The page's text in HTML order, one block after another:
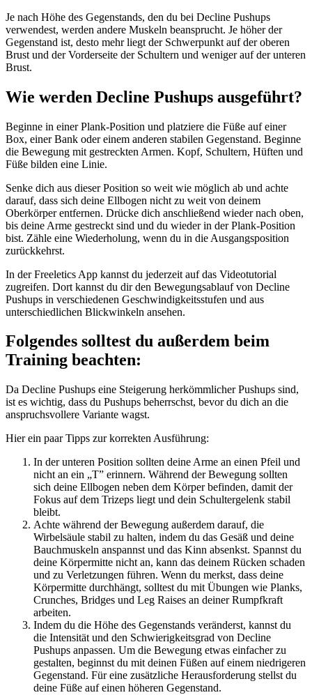
Je nach Höhe des Gegenstands, den du bei Decline Pushups
verwendest, werden andere Muskeln beansprucht. Je höher der
Gegenstand ist, desto mehr liegt der Schwerpunkt auf der oberen
Brust und der Vorderseite der Schultern und weniger auf der unteren
Brust.
Wie werden Decline Pushups ausgeführt?
Beginne in einer Plank-Position und platziere die Füße auf einer
Box, einer Bank oder einem anderen stabilen Gegenstand. Beginne
die Bewegung mit gestreckten Armen. Kopf, Schultern, Hüften und
Füße bilden eine Linie.
Senke dich aus dieser Position so weit wie möglich ab und achte
darauf, dass sich deine Ellbogen nicht zu weit von deinem
Oberkörper entfernen. Drücke dich anschließend wieder nach oben,
bis deine Arme gestreckt sind und du wieder in der Plank-Position
bist. Zähle eine Wiederholung, wenn du in die Ausgangsposition
zurückkehrst. ​
In der Freeletics App kannst du jederzeit auf das Videotutorial
zugreifen. Dort kannst du dir den Bewegungsablauf von Decline
Pushups in verschiedenen Geschwindigkeitsstufen und aus
unterschiedlichen Blickwinkeln ansehen.
Folgendes solltest du außerdem beim
Training beachten:
Da Decline Pushups eine Steigerung herkömmlicher Pushups sind,
ist es wichtig, dass du Pushups beherrschst, bevor du dich an die
anspruchsvollere Variante wagst.
Hier ein paar Tipps zur korrekten Ausführung:
In der unteren Position sollten deine Arme an einen Pfeil und
nicht an ein „T” erinnern. Während der Bewegung sollten
sich deine Ellbogen neben dem Körper befinden, damit der
Fokus auf dem Trizeps liegt und dein Schultergelenk stabil
bleibt.
Achte während der Bewegung außerdem darauf, die
Wirbelsäule stabil zu halten, indem du das Gesäß und deine
Bauchmuskeln anspannst und das Kinn absenkst. Spannst du
deine Körpermitte nicht an, kann das deinem Rücken schaden
und zu Verletzungen führen. Wenn du merkst, dass deine
Körpermitte durchhängt, solltest du mit Übungen wie Planks,
Crunches, Bridges und Leg Raises an deiner Rumpfkraft
arbeiten.
Indem du die Höhe des Gegenstands veränderst, kannst du
die Intensität und den Schwierigkeitsgrad von Decline
Pushups anpassen. Um die Bewegung etwas einfacher zu
gestalten, beginnst du mit deinen Füßen auf einem niedrigeren
Gegenstand. Für eine zusätzliche Herausforderung stellst du
deine Füße auf einen höheren Gegenstand.